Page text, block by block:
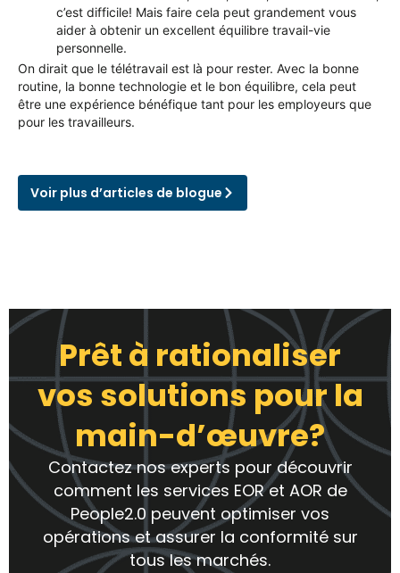
c’est difficile! Mais faire cela peut grandement vous
aider à obtenir un excellent équilibre travail-vie
personnelle.
On dirait que le télétravail est là pour rester. Avec la bonne
routine, la bonne technologie et le bon équilibre, cela peut
être une expérience bénéfique tant pour les employeurs que
pour les travailleurs.
Voir plus d’articles de blogue
Prêt à rationaliser
vos solutions pour la
main-d’œuvre?
Contactez nos experts pour découvrir
comment les services EOR et AOR de
People2.0 peuvent optimiser vos
opérations et assurer la conformité sur
tous les marchés.